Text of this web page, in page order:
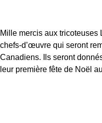
Mille mercis aux
chefs-d’œuvre qui seront
Canadiens. Ils seront
leur première fête de Noël